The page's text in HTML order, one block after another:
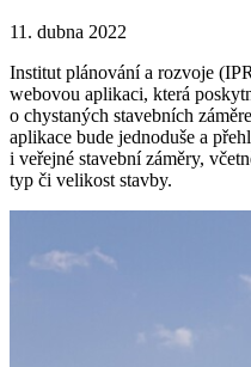
11. dubna 2022
Institut plánování a rozvoje
webovou aplikaci, která
o chystaných stavebních
aplikace bude jednoduše a
i veřejné stavební záměry,
typ či velikost stavby.